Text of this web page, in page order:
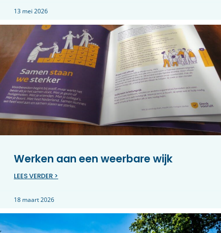
13 mei 2026
Werken aan een weerbare wijk
LEES VERDER >
18 maart 2026